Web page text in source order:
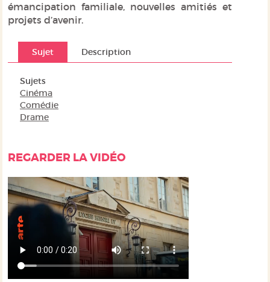
émancipation familiale, nouvelles amitiés et
projets d’avenir.
Sujet Description
Sujets
Cinéma
Comédie
Drame
REGARDER LA VIDÉO